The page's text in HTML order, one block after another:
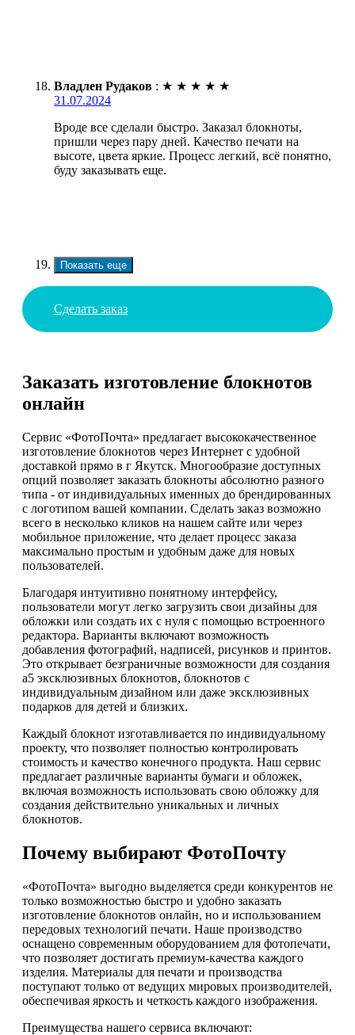
Владлен Рудаков : ★ ★ ★ ★ ★
31.07.2024
Вроде все сделали быстро. Заказал блокноты,
пришли через пару дней. Качество печати на
высоте, цвета яркие. Процесс легкий, всё понятно,
буду заказывать еще.
Показать еще
Сделать заказ
Заказать изготовление блокнотов
онлайн
Сервис «ФотоПочта» предлагает высококачественное
изготовление блокнотов через Интернет с удобной
доставкой прямо в г Якутск. Многообразие доступных
опций позволяет заказать блокноты абсолютно разного
типа - от индивидуальных именных до брендированных
с логотипом вашей компании. Сделать заказ возможно
всего в несколько кликов на нашем сайте или через
мобильное приложение, что делает процесс заказа
максимально простым и удобным даже для новых
пользователей.
Благодаря интуитивно понятному интерфейсу,
пользователи могут легко загрузить свои дизайны для
обложки или создать их с нуля с помощью встроенного
редактора. Варианты включают возможность
добавления фотографий, надписей, рисунков и принтов.
Это открывает безграничные возможности для создания
а5 эксклюзивных блокнотов, блокнотов с
индивидуальным дизайном или даже эксклюзивных
подарков для детей и близких.
Каждый блокнот изготавливается по индивидуальному
проекту, что позволяет полностью контролировать
стоимость и качество конечного продукта. Наш сервис
предлагает различные варианты бумаги и обложек,
включая возможность использовать свою обложку для
создания действительно уникальных и личных
блокнотов.
Почему выбирают ФотоПочту
«ФотоПочта» выгодно выделяется среди конкурентов не
только возможностью быстро и удобно заказать
изготовление блокнотов онлайн, но и использованием
передовых технологий печати. Наше производство
оснащено современным оборудованием для фотопечати,
что позволяет достигать премиум-качества каждого
изделия. Материалы для печати и производства
поступают только от ведущих мировых производителей,
обеспечивая яркость и четкость каждого изображения.
Преимущества нашего сервиса включают: